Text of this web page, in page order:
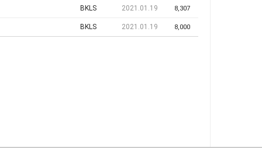
BKLS 2021.01.19 8,307
BKLS 2021.01.19 8,000